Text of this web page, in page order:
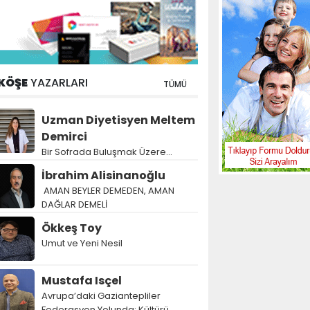
YAZARLARI TÜMÜ
Uzman Diyetisyen Meltem
Demirci
Bir Sofrada Buluşmak Üzere…
İbrahim Alisinanoğlu
AMAN BEYLER DEMEDEN, AMAN
DAĞLAR DEMELİ
Ökkeş Toy
Umut ve Yeni Nesil
Mustafa Isçel
Avrupa’daki Gaziantepliler